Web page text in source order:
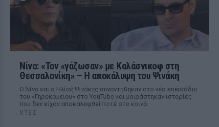
Νίνο: «Τον «γάζωσαν» με Καλάσνικοφ στη
Θεσσαλονίκη» – Η αποκάλυψη του Ψινάκη
Ο Νίνο και ο Ηλίας Ψινάκης συναντήθηκαν στο νέο επεισόδιο
του «Γηροκομείου» στο YouTube και μοιράστηκαν ιστορίες
που δεν είχαν αποκαλυφθεί ποτέ στο κοινό.
ΧΤΕΣ